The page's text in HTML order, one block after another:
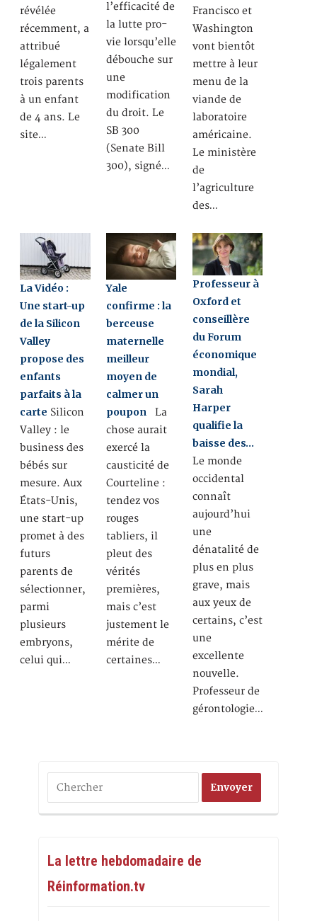
révélée
récemment, a
attribué
légalement
trois parents
à un enfant
de 4 ans. Le
site…
l’efficacité de
la lutte pro-
vie lorsqu’elle
débouche sur
une
modification
du droit. Le
SB 300
(Senate Bill
300), signé…
Francisco et
Washington
vont bientôt
mettre à leur
menu de la
viande de
laboratoire
américaine.
Le ministère
de
l’agriculture
des…
La Vidéo :
Une start-up
de la Silicon
Valley
propose des
enfants
parfaits à la
carte Silicon
Valley : le
business des
bébés sur
mesure. Aux
États-Unis,
une start-up
promet à des
futurs
parents de
sélectionner,
parmi
plusieurs
embryons,
celui qui…
Yale
confirme : la
berceuse
maternelle
meilleur
moyen de
calmer un
poupon La
chose aurait
exercé la
causticité de
Courteline :
tendez vos
rouges
tabliers, il
pleut des
vérités
premières,
mais c’est
justement le
mérite de
certaines…
Professeur à
Oxford et
conseillère
du Forum
économique
mondial,
Sarah
Harper
qualifie la
baisse des…
Le monde
occidental
connaît
aujourd’hui
une
dénatalité de
plus en plus
grave, mais
aux yeux de
certains, c’est
une
excellente
nouvelle.
Professeur de
gérontologie…
La lettre hebdomadaire de
Réinformation.tv